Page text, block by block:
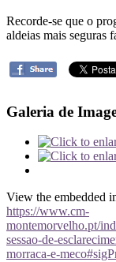
Recorde-se que o
aldeias mais seguras
Galeria de
View the embedded
https://www.cm-
montemorvelho.pt/
sessao-de-
morraca-e-